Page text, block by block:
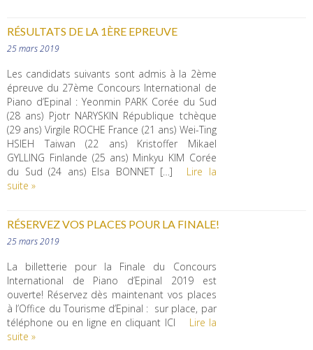
RÉSULTATS DE LA 1ÈRE EPREUVE
25 mars 2019
Les candidats suivants sont admis à la 2ème
épreuve du 27ème Concours International de
Piano d’Epinal : Yeonmin PARK Corée du Sud
(28 ans) Pjotr NARYSKIN République tchèque
(29 ans) Virgile ROCHE France (21 ans) Wei-Ting
HSIEH Taiwan (22 ans) Kristoffer Mikael
GYLLING Finlande (25 ans) Minkyu KIM Corée
du Sud (24 ans) Elsa BONNET […]
Lire la
suite »
RÉSERVEZ VOS PLACES POUR LA FINALE!
25 mars 2019
La billetterie pour la Finale du Concours
International de Piano d’Epinal 2019 est
ouverte! Réservez dès maintenant vos places
à l’Office du Tourisme d’Epinal : sur place, par
téléphone ou en ligne en cliquant ICI
Lire la
suite »